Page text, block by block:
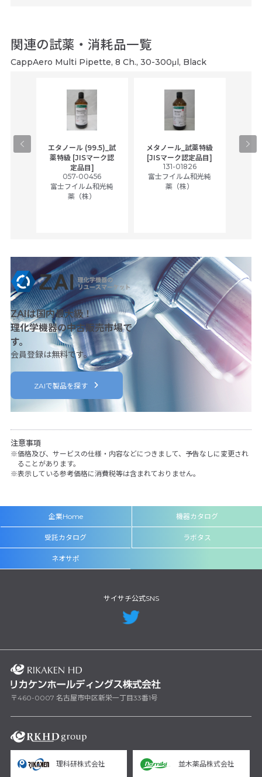
関連の試薬・消耗品一覧
CappAero Multi Pipette, 8 Ch., 30-300μl, Black
エタノール (99.5)_試
薬特級 [JISマーク認
定品目]
057-00456
富士フイルム和光純
薬（株）
メタノール_試薬特級
[JISマーク認定品目]
131-01826
富士フイルム和光純
薬（株）
ア
ZAIは国内最大級！
理化学機器の中古販売市場で
す。
会員登録は無料です。
ZAIで製品を探す
注意事項
価格及び、サービスの仕様・内容などにつきまして、予告なしに変更され
ることがあります。
表示している参考価格に消費税等は含まれておりません。
企業Home 機器カタログ
受託カタログ ラボタス
ネオサポ
サイサチ公式SNS
〒460-0007 名古屋市中区新栄一丁目33番1号
理科研株式会社 並木薬品株式会社